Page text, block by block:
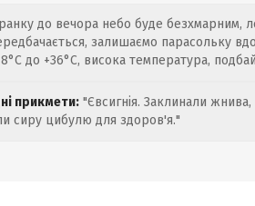
до вечора небо буде безхмарним,
залишаємо парасольку
до +36°C, висока температура,
прикмети: "Євсигнія. Заклинали
сиру цибулю для здоров'я."